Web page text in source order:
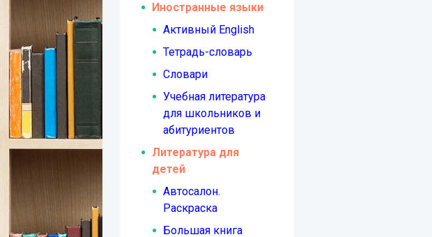
Иностранные языки
Активный English
Тетрадь-словарь
Словари
Учебная литература
для школьников и
абитуриентов
Литература для
детей
Автосалон.
Раскраска
Большая книга